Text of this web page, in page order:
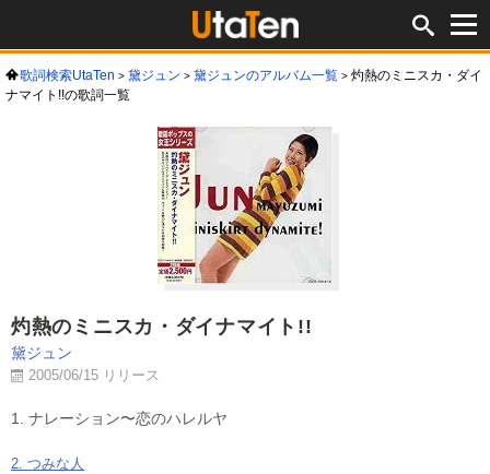
歌詞検索UtaTen 黛ジュン 黛ジュンのアルバム一覧
灼熱のミニスカ・ダイ
ナマイト!!の歌詞一覧
灼熱のミニスカ・ダイナマイト!!
黛ジュン
2005/06/15 リリース
1. ナレーション〜恋のハレルヤ
2. つみな人